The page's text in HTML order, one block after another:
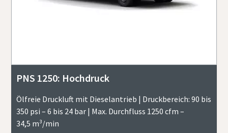
PNS 1250: Hochdruck
Ölfreie Druckluft mit Dieselantrieb | Druckbereich: 90 bis
350 psi – 6 bis 24 bar | Max. Durchfluss 1250 cfm –
34,5 m³/min